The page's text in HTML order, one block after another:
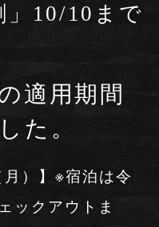
一覧
変更
」10/10まで
適用期間
た。
）】※宿泊は令
ックアウトま
1234
覧